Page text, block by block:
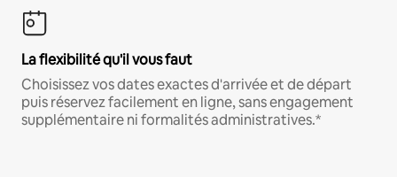
La flexibilité qu'il vous faut
Choisissez vos dates exactes d'arrivée et de départ
puis réservez facilement en ligne, sans engagement
supplémentaire ni formalités administratives.*